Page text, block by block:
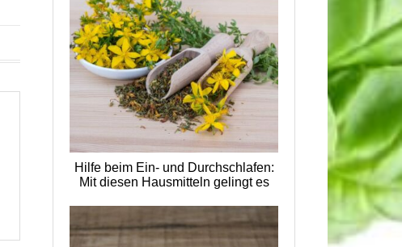
Hilfe beim Ein- und Durchschlafen:
Mit diesen Hausmitteln gelingt es